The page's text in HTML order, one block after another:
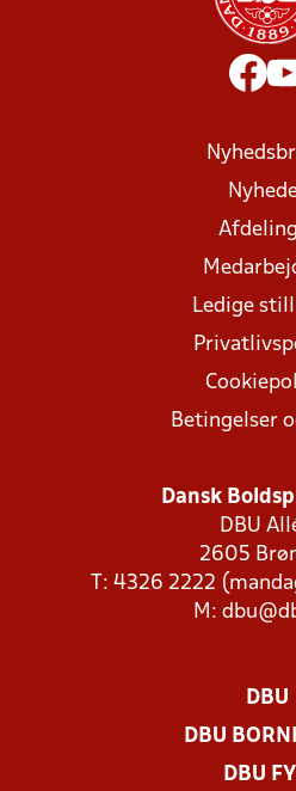
Ledige
Betingelser
Dansk
DBU
2605
T: 4326 2222
M:
DBU
DBU
DBU